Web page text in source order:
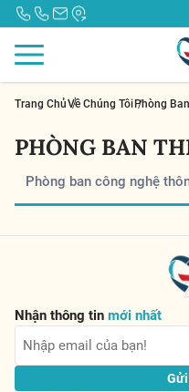
Trang ChủVề Chúng Tôi Phòng
PHÒNG BAN
Phòng ban công nghệ
Nhận thông tin mới nhất